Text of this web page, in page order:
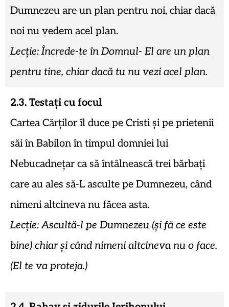
Dumnezeu are un plan pentru noi, chiar dacă
noi nu vedem acel plan.
Lecție: Încrede-te în Domnul- El are un plan
pentru tine, chiar dacă tu nu vezi acel plan.
2.3. Testați cu focul
Cartea Cărților îl duce pe Cristi și pe prietenii
săi în Babilon în timpul domniei lui
Nebucadnețar ca să întâlnească trei bărbați
care au ales să-L asculte pe Dumnezeu, când
nimeni altcineva nu făcea asta.
Lecție: Ascultă-l pe Dumnezeu (și fă ce este
bine) chiar și când nimeni altcineva nu o face.
(El te va proteja.)